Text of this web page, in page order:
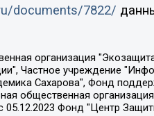
documents/7822/
Время, Татаро-башкирская служба Радио Свобода (Azatliq Radiosi), Радио Свободная Европа/Радио Свобода (PCE/PC), "Сибирь.Реалии", "Фактограф", Благотворительный фонд помощи осужденным и их семьям, Автономная некоммерческая организация "Институт глобализации и социальных движений", Фонд "В защиту прав заключенных", Частное учреждение "Центр поддержки и содействия развитию средств массовой информации", Пензенский региональный общественный благотворительный фонд "Гражданский союз", "Север.Реалии", Некоммерческая организация Фонд "Правовая инициатива", Общество с ограниченной ответственностью "Радио Свободная Европа/Радио Свобода", Чешское информационное агентство "MEDIUM-ORIENT", Красноярская региональная общественная организация "Мы против СПИДа", Камалягин Денис Николаевич, Маркелов Сергей Евгеньевич, Пономарев Лев Александрович, Савицкая Людмила Алексеевна, Автономная некоммерческая организация "Центр по работе с проблемой насилия "НАСИЛИЮ.НЕТ", Межрегиональный профессиональный союз работников здравоохранения "Альянс врачей", Юридическое лицо, зарегистрированное в Латвийской Республике, SIA "Medusa Project" (регистрационный номер 40103797863, дата регистрации 10.06.2014), Некоммерческая организация "Фонд по борьбе с коррупцией", Автономная некоммерческая организация "Институт права и публичной политики", Баданин Роман Сергеевич, Гликин Максим Александрович, Железнова Мария Михайловна, Лукьянова Юлия Сергеевна, Маетная Елизавета Витальевна, Маняхин Петр Борисович, Чуракова Ольга Владимировна, Ярош Юлия Петровна, Юридическое лицо "The Insider SIA", зарегистрированное в Риге, Латвийская Республика (дата регистрации 26.06.2015), являющееся администратором доменного имени